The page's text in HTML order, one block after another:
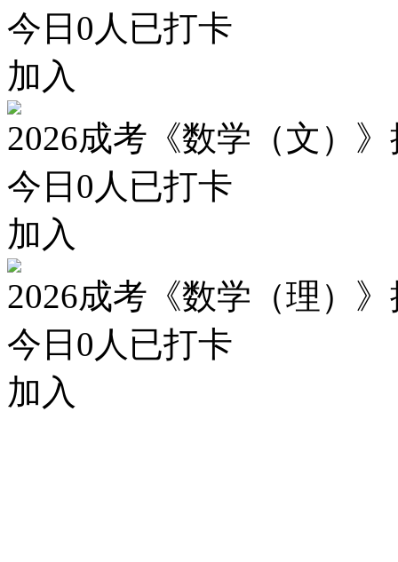
今日 0 人已打卡
加入
2026成考《数学（文）
今日 0 人已打卡
加入
2026成考《数学（理）
今日 0 人已打卡
加入